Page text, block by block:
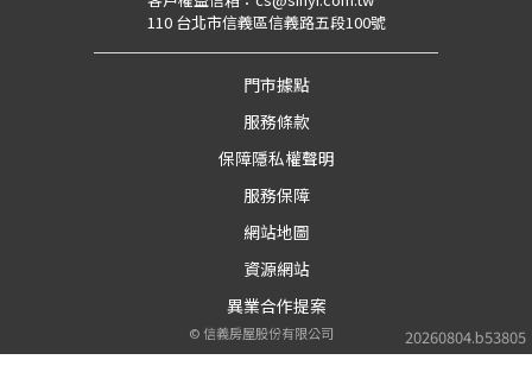
20260804.b53805
110 台北市信義區信義路五段100號
門市據點
服務條款
保障隱私權聲明
服務保障
網站地圖
資源網站
異業合作提案
©信義房屋股份有限公司